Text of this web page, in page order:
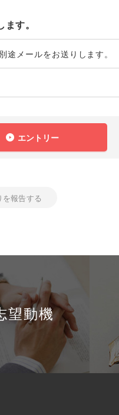
す。
途メールをお送りします。
エントリー
報告する
望動機